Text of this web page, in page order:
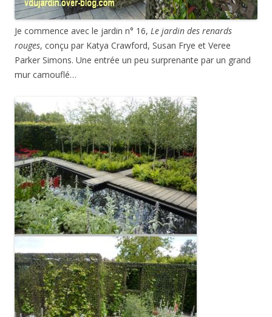
Je commence avec le jardin n° 16, Le jardin des renards
rouges, conçu par Katya Crawford, Susan Frye et Veree
Parker Simons. Une entrée un peu surprenante par un grand
mur camouflé…